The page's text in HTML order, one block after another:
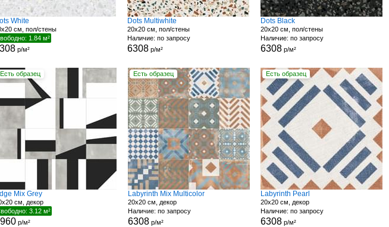
White
см, пол/стены
1.84 м²
р/м²
Dots Multiwhite
20x20 см, пол/стены
Наличие: по запросу
6308 р/м²
Dots Black
20x20 см, пол/стены
Наличие: по запросу
6308 р/м²
Есть образец
Mix Grey
см, декор
3.12 м²
р/м²
Есть образец
Labyrinth Mix Multicolor
20x20 см, декор
Наличие: по запросу
6308р/м²
Есть образец
Labyrinth Pearl
20x20 см, декор
Наличие: по запросу
6308 р/м²